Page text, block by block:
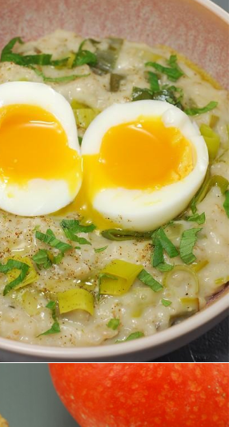
DE PUERRO &
AVENA
sencilla & reconfortante.